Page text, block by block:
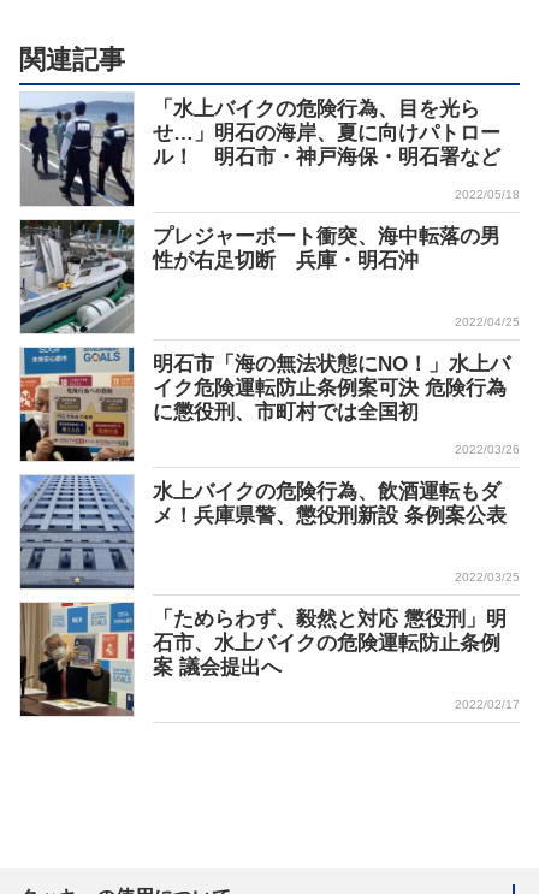
関連記事
「水上バイクの危険行為、目を光ら
せ…」明石の海岸、夏に向けパトロー
ル！ 明石市・神戸海保・明石署など
2022/05/18
プレジャーボート衝突、海中転落の男
性が右足切断 兵庫・明石沖
2022/04/25
明石市「海の無法状態にNO！」水上バ
イク危険運転防止条例案可決 危険行為
に懲役刑、市町村では全国初
2022/03/26
水上バイクの危険行為、飲酒運転もダ
メ！兵庫県警、懲役刑新設 条例案公表
2022/03/25
「ためらわず、毅然と対応 懲役刑」明
石市、水上バイクの危険運転防止条例
案 議会提出へ
2022/02/17